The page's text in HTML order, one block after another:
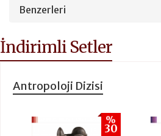
Benzerleri
İndirimli Setler
Antropoloji Dizisi
%
30